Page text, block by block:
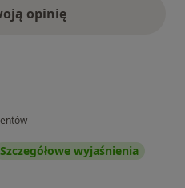
opinię
Szczegółowe wyjaśnienia